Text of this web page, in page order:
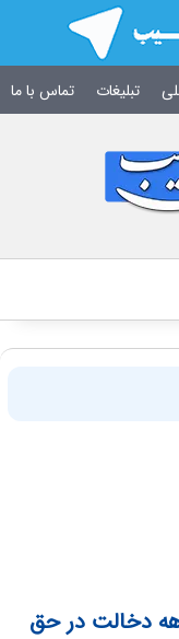
تبلیغات تماس با ما
دخالت در حق